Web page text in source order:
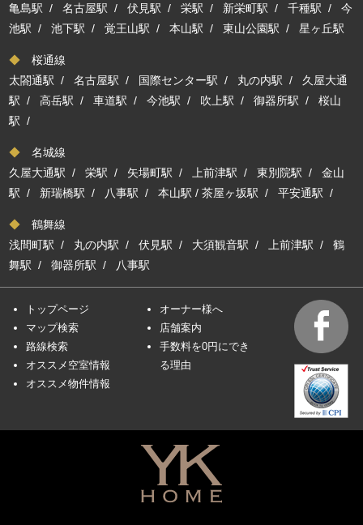
亀島駅 /名古屋駅 /伏見駅 /栄駅 / 新栄町駅 /千種駅 /今
池駅 /池下駅 /覚王山駅 /本山駅 /東山公園駅 /星ヶ丘駅
◆ 桜通線
太閤通駅 /名古屋駅 / 国際センター駅 / 丸の内駅 / 久屋大通
駅 /高岳駅 /車道駅 /今池駅 / 吹上駅 /御器所駅 /桜山
駅 /
◆ 名城線
久屋大通駅 /栄駅 / 矢場町駅 / 上前津駅 /東別院駅 /金山
駅 / 新瑞橋駅 / 八事駅 /本山駅 /茶屋ヶ坂駅 /平安通駅 /
◆ 鶴舞線
浅間町駅 / 丸の内駅 /伏見駅 / 大須観音駅 / 上前津駅 /鶴
舞駅 /御器所駅 / 八事駅
トップページ
マップ検索
路線検索
オススメ空室情報
オススメ物件情報
オーナー様へ
店舗案内
手数料を0円にでき
る理由